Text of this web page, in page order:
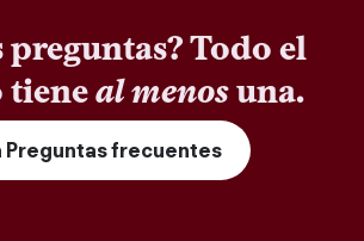
preguntas? Todo el
tieneal menosuna.
Preguntas frecuentes